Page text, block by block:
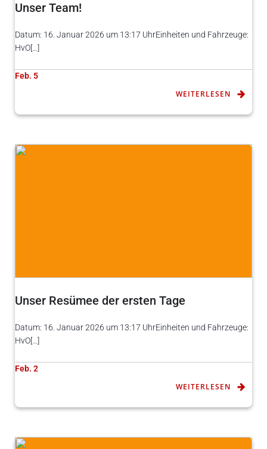
Unser Team!
Datum: 16. Januar 2026 um 13:17 UhrEinheiten und Fahrzeuge:
HvO[…]
Feb. 5
WEITERLESEN
Unser Resümee der ersten Tage
Datum: 16. Januar 2026 um 13:17 UhrEinheiten und Fahrzeuge:
HvO[…]
Feb. 2
WEITERLESEN